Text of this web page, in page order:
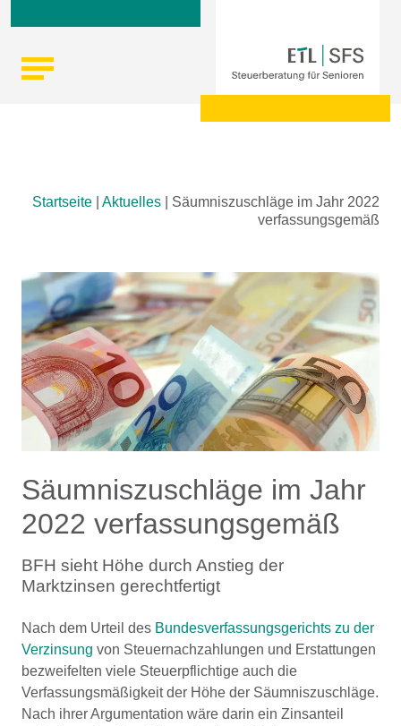
Startseite Aktuelles
Säumniszuschläge im Jahr 2022
verfassungsgemäß
Säumniszuschläge im Jahr
2022 verfassungsgemäß
BFH sieht Höhe durch Anstieg der
Marktzinsen gerechtfertigt
Nach dem Urteil des Bundesverfassungsgerichts zu der
Verzinsung von Steuernachzahlungen und Erstattungen
bezweifelten viele Steuerpflichtige auch die
Verfassungsmäßigkeit der Höhe der Säumniszuschläge.
Nach ihrer Argumentation wäre darin ein Zinsanteil